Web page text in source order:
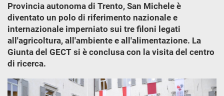
Provincia autonoma di Trento, San Michele è
diventato un polo di riferimento nazionale e
internazionale imperniato sui tre filoni legati
all'agricoltura, all'ambiente e all'alimentazione. La
Giunta del GECT si è conclusa con la visita del centro
di ricerca.